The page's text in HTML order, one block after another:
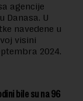
agencije
Danasa. U
navedene u
visini
2024.
bile su na 96